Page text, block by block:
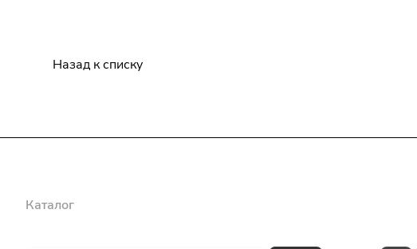
Назад к списку
Каталог